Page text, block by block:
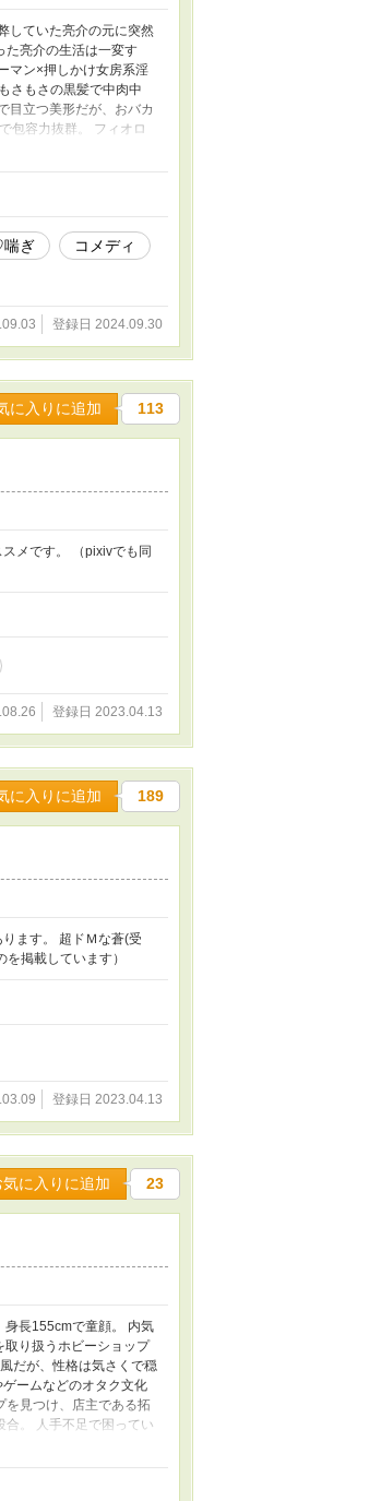
していた亮介の元に突然
た亮介の生活は一変す
マン×押しかけ女房系淫
さもさの黒髪で中肉中
目立つ美形だが、おバカ
包容力抜群。 フィオロ
る。わがまま放題のお
。 ★マークの付いている
ぎ
コメディ
登録日 2024.09.30
に入りに追加 113
メです。 （pixivでも同
登録日 2023.04.13
に入りに追加 189
ます。 超ドＭな蒼(受
掲載しています）
登録日 2023.04.13
気に入りに追加 23
身長155cmで童顔。 内気
取り扱うホビーショップ
だが、性格は気さくで穏
ームなどのオタク文化
を見つけ、店主である拓
。 人手不足で困ってい
の生活は夢のように楽
始めてしまい……？